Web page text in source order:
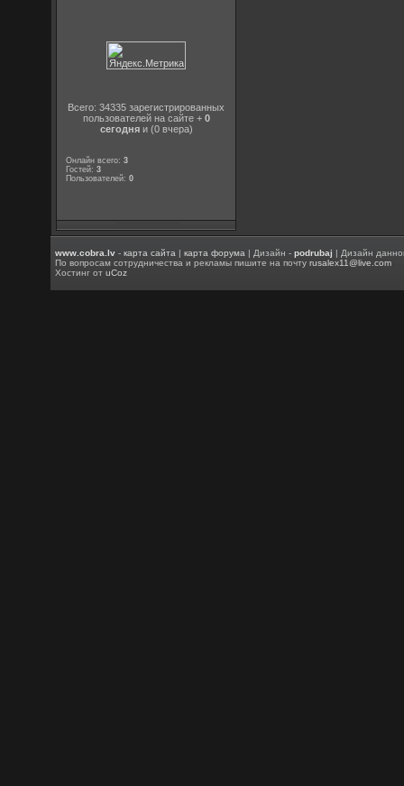
Всего: 34335 зарегистрированных
пользователей на сайте + 0
сегодняи (0 вчера)
Онлайн всего:3
Гостей:3
Пользователей:0
www.cobra.lv -карта сайта |карта форума | Дизайн -podrubaj | Дизайн
По вопросам сотрудничества и рекламы пишите на почтуrusalex11@live.com
Хостинг отuCoz